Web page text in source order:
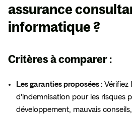
assurance
informatique ?
Critères à comparer :
Les garanties proposées : Vérifiez
d'indemnisation pour les risques
développement, mauvais